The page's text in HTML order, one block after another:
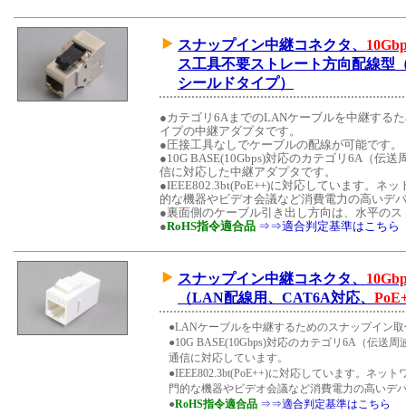
スナップイン中継コネクタ、
ス工具不要ストレート方向配線
シールドタイプ）
●カテゴリ6AまでのLANケーブルを中継する
イプの中継アダプタです。
●圧接工具なしでケーブルの配線が可能です。
●10G BASE(10Gbps)対応のカテゴリ6A（伝
信に対応した中継アダプタです。
●IEEE802.3bt(PoE++)に対応しています。ネ
的な機器やビデオ会議など消費電力の高いデ
●裏面側のケーブル引き出し方向は、水平の
●RoHS指令適合品 ⇒⇒適合判定基準はこちら
スナップイン中継コネクタ、
（LAN配線用、CAT6A対応、
●LANケーブルを中継するためのスナップイン
●10G BASE(10Gbps)対応のカテゴリ6A（伝送
通信に対応しています。
●IEEE802.3bt(PoE++)に対応しています。ネッ
門的な機器やビデオ会議など消費電力の高いデ
●RoHS指令適合品 ⇒⇒適合判定基準はこちら